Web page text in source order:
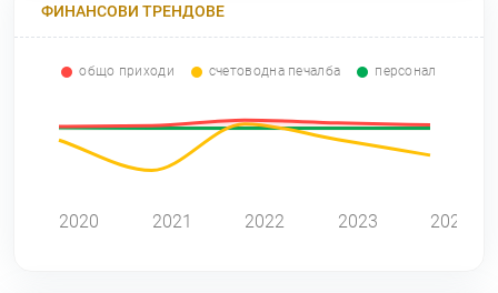
ФИНАНСОВИ ТРЕНДОВЕ
общо приходи счетоводна печалба персонал
2020 2021 2022 2023 2024